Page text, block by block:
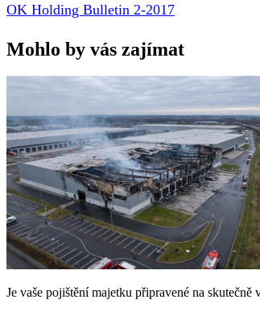
OK Holding Bulletin 2-2017
Mohlo by vás zajímat
Je vaše pojištění majetku připravené na skutečně